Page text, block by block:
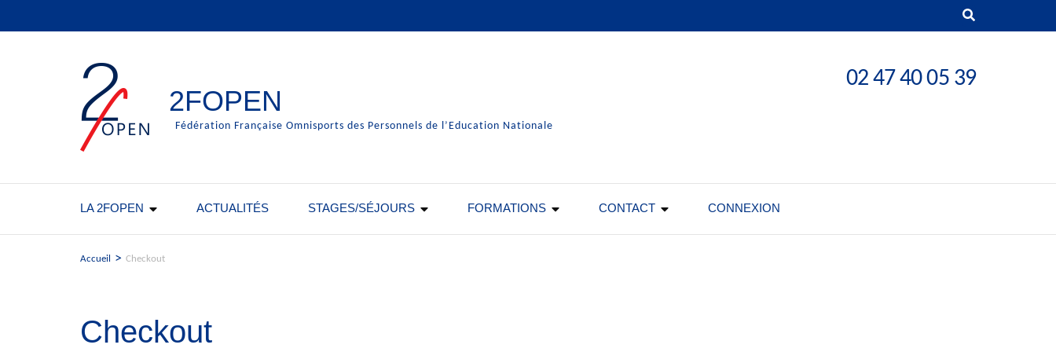
2FOPEN
Fédération Française Omnisports des Personnels de l’Education Nationale
02 47 40 05 39
LA 2FOPEN ACTUALITÉS STAGES/SÉJOURS FORMATIONS CONTACT CONNEXION
Accueil > Checkout
Checkout